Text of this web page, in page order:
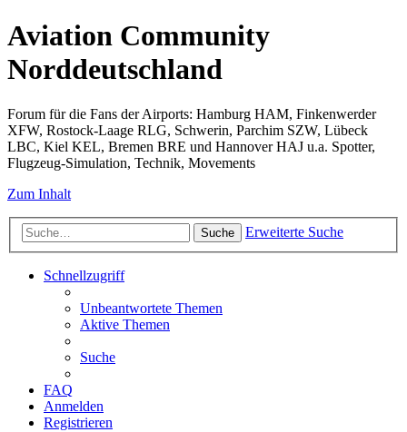
Aviation Community
Norddeutschland
Forum für die Fans der Airports: Hamburg HAM, Finkenwerder
XFW, Rostock-Laage RLG, Schwerin, Parchim SZW, Lübeck
LBC, Kiel KEL, Bremen BRE und Hannover HAJ u.a. Spotter,
Flugzeug-Simulation, Technik, Movements
Zum Inhalt
Suche Erweiterte Suche
Schnellzugriff
Unbeantwortete Themen
Aktive Themen
Suche
FAQ
Anmelden
Registrieren